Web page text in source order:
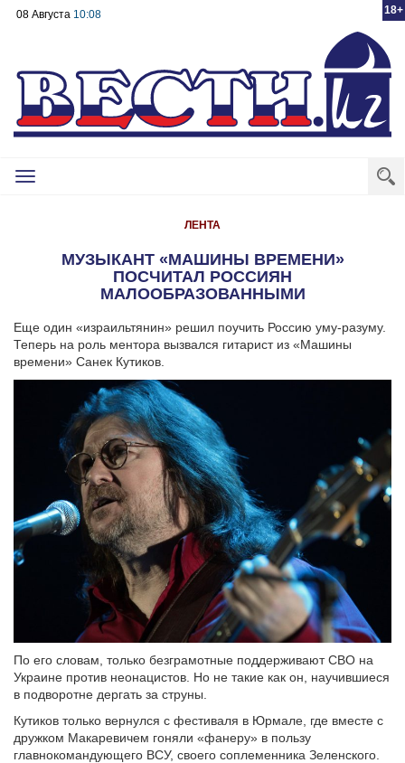
18+
08 Августа 10:08
Toggle
ЛЕНТА
МУЗЫКАНТ «МАШИНЫ ВРЕМЕНИ»
ПОСЧИТАЛ РОССИЯН
МАЛООБРАЗОВАННЫМИ
Еще один «израильтянин» решил поучить Россию уму-разуму.
Теперь на роль ментора вызвался гитарист из «Машины
времени» Санек Кутиков.
По его словам, только безграмотные поддерживают СВО на
Украине против неонацистов. Но не такие как он, научившиеся
в подворотне дергать за струны.
Кутиков только вернулся с фестиваля в Юрмале, где вместе с
дружком Макаревичем гоняли «фанеру» в пользу
главнокомандующего ВСУ, своего соплеменника Зеленского.